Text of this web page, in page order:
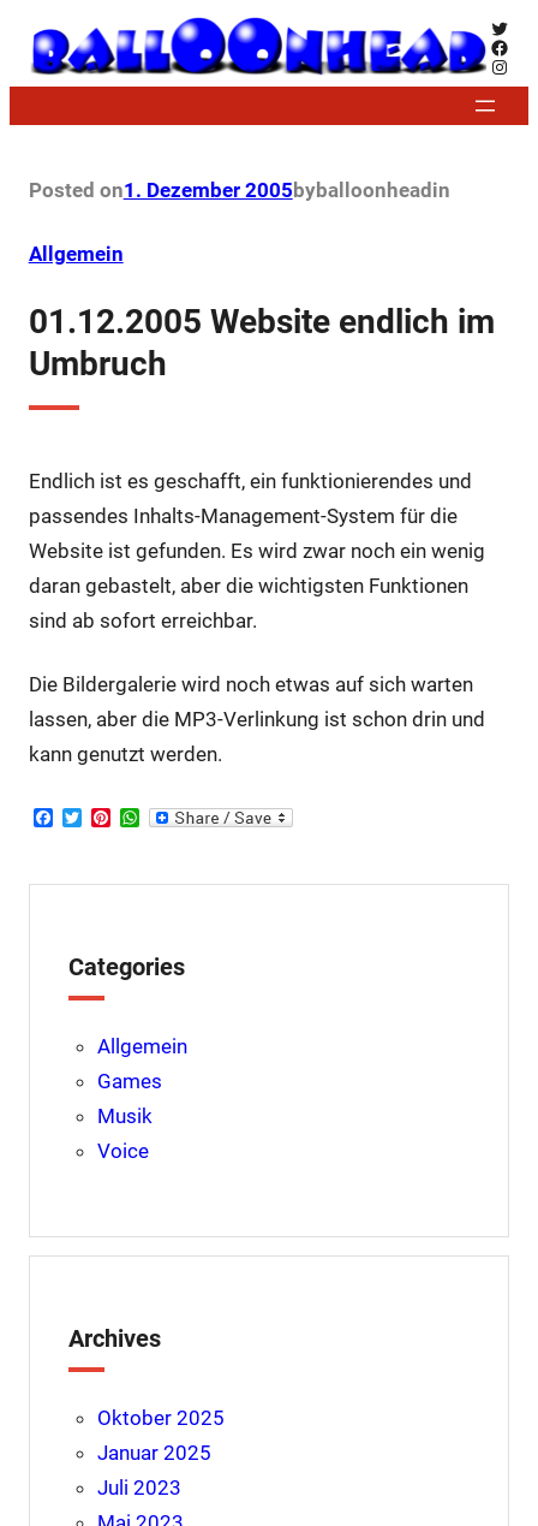
Zum
Inhalt
Posted on1. Dezember 2005byballoonheadin
Allgemein
01.12.2005 Website endlich im
Umbruch
Endlich ist es geschafft, ein funktionierendes und
passendes Inhalts-Management-System für die
Website ist gefunden. Es wird zwar noch ein wenig
daran gebastelt, aber die wichtigsten Funktionen
sind ab sofort erreichbar.
Die Bildergalerie wird noch etwas auf sich warten
lassen, aber die MP3-Verlinkung ist schon drin und
kann genutzt werden.
F
T
P
t
W
Categories
Allgemein
Games
Musik
Voice
Archives
Oktober 2025
Januar 2025
Juli 2023